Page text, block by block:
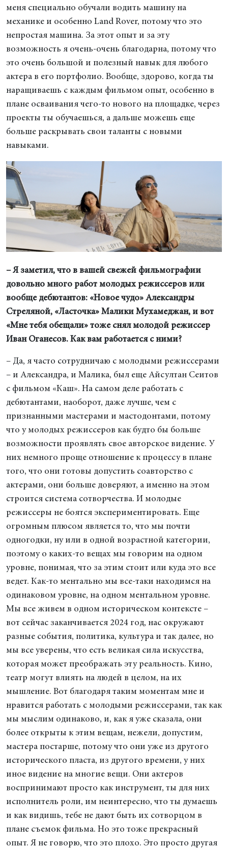
меня специально обучали водить машину на
механике и особенно Land Rover, потому что это
непростая машина. За этот опыт и за эту
возможность я очень-очень благодарна, потому что
это очень большой и полезный навык для любого
актера в его портфолио. Вообще, здорово, когда ты
наращиваешь с каждым фильмом опыт, особенно в
плане осваивания чего-то нового на площадке, через
проекты ты обучаешься, а дальше можешь еще
больше раскрывать свои таланты с новыми
навыками.
– Я заметил, что в вашей свежей фильмографии
довольно много работ молодых режиссеров или
вообще дебютантов: «Новое чудо» Александры
Стреляной, «Ласточка» Малики Мухамеджан, и вот
«Мне тебя обещали» тоже снял молодой режиссер
Иван Оганесов. Как вам работается с ними?
– Да, я часто сотрудничаю с молодыми режиссерами
– и Александра, и Малика, был еще Айсултан Сеитов
с фильмом «Каш». На самом деле работать с
дебютантами, наоборот, даже лучше, чем с
признанными мастерами и мастодонтами, потому
что у молодых режиссеров как будто бы больше
возможности проявлять свое авторское видение. У
них немного проще отношение к процессу в плане
того, что они готовы допустить соавторство с
актерами, они больше доверяют, а именно на этом
строится система сотворчества. И молодые
режиссеры не боятся экспериментировать. Еще
огромным плюсом является то, что мы почти
одногодки, ну или в одной возрастной категории,
поэтому о каких-то вещах мы говорим на одном
уровне, понимая, что за этим стоит или куда это все
ведет. Как-то ментально мы все-таки находимся на
одинаковом уровне, на одном ментальном уровне.
Мы все живем в одном историческом контексте –
вот сейчас заканчивается 2024 год, нас окружают
разные события, политика, культура и так далее, но
мы все уверены, что есть великая сила искусства,
которая может преображать эту реальность. Кино,
театр могут влиять на людей в целом, на их
мышление. Вот благодаря таким моментам мне и
нравится работать с молодыми режиссерами, так как
мы мыслим одинаково, и, как я уже сказала, они
более открыты к этим вещам, нежели, допустим,
мастера постарше, потому что они уже из другого
исторического пласта, из другого времени, у них
иное видение на многие вещи. Они актеров
воспринимают просто как инструмент, ты для них
исполнитель роли, им неинтересно, что ты думаешь
и как видишь, тебе не дают быть их сотворцом в
плане съемок фильма. Но это тоже прекрасный
опыт. Я не говорю, что это плохо. Это просто другая